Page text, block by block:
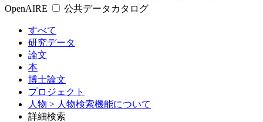
OpenAIRE
公共データカタログ
すべて
研究データ
論文
本
博士論文
プロジェクト
人物 > 人物検索機能について
詳細検索